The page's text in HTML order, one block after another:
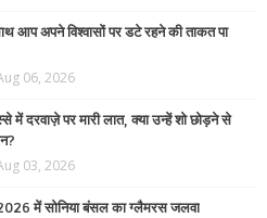
आप अपने विश्वासों पर डटे रहने की ताकत पा
06, 2026
में दरवाज़े पर मारी लात, क्या उन्हें शो छोड़ने से
03, 2026
में सोनिया बंसल का ग्लैमरस जलवा